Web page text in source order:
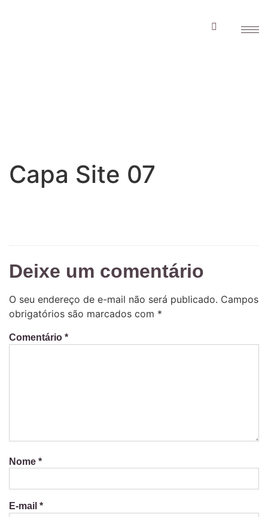
Capa Site 07
Deixe um comentário
O seu endereço de e-mail não será publicado. Campos
obrigatórios são marcados com *
Comentário *
Nome *
E-mail *